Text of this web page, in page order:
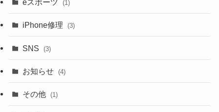
eスポーツ (1)
iPhone修理 (3)
SNS (3)
お知らせ (4)
その他 (1)